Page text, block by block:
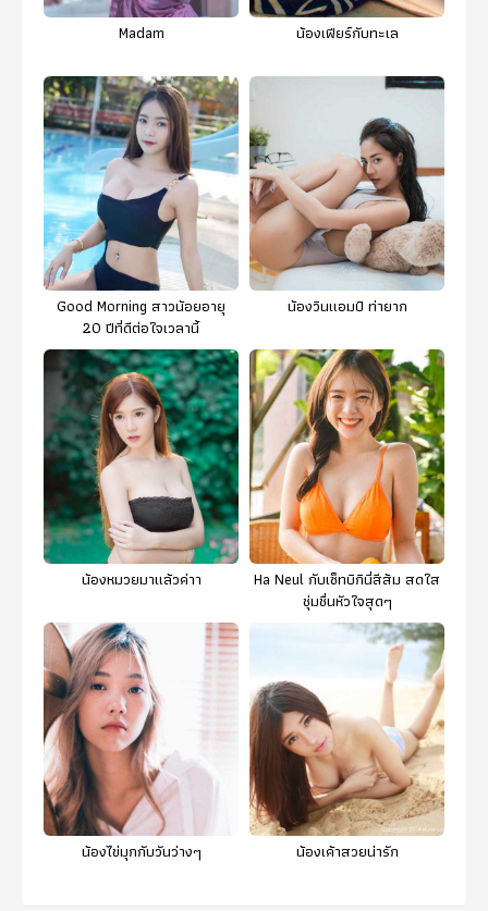
Madam น้องเฟียร์กับทะเล
Good Morning สาวน้อยอายุ
20 ปีที่ดีต่อใจเวลานี้
น้องวินเเอมป์ ท่ายาก
น้องหมวยมาแล้วค่าา
Ha Neul กับเซ็ทบิกินี่สีส้ม สดใส
ชุ่มชื่นหัวใจสุดๆ
น้องไข่มุกกับวันว่างๆ น้องเค้าสวยน่ารัก